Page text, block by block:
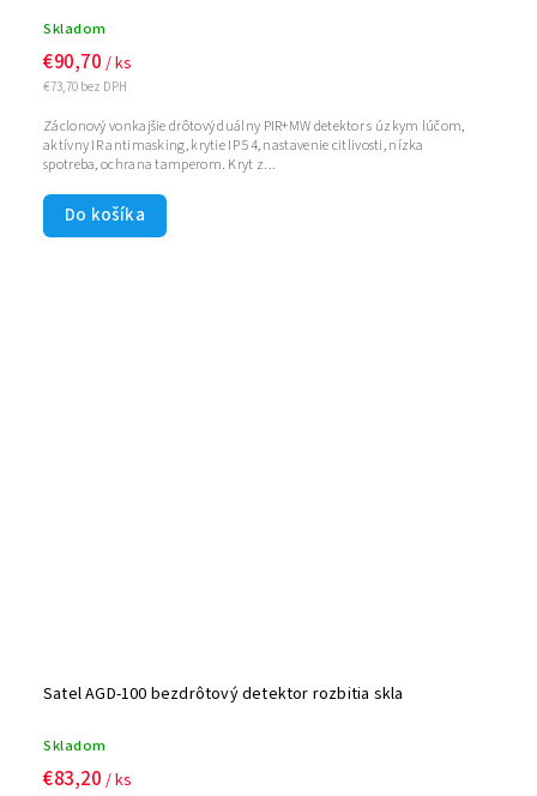
Skladom
€73,70 bez DPH
€90,70 / ks
Do košíka
Záclonový vonkajšie drôtový duálny PIR+MW detektor s úzkym lúčom,
aktívny IR antimasking, krytie IP 54, nastavenie citlivosti, nízka
spotreba, ochrana tamperom. Kryt z...
Satel AGD-100 bezdrôtový detektor rozbitia skla
Skladom
€83,20 / ks